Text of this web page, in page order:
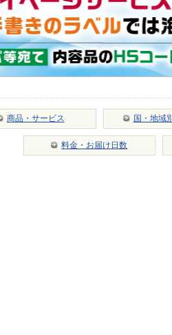
商品・サービス 国・地域
料金・お届け日数